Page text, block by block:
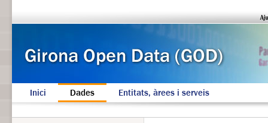
Inici Dades Entitats, àrees i serveis